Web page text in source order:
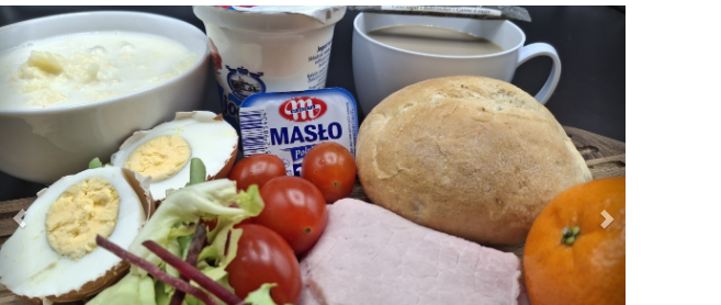
Previous Next